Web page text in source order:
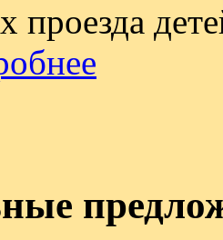
проезда